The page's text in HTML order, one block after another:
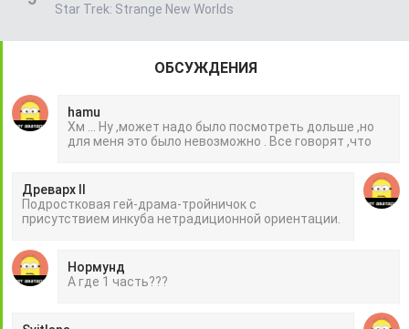
Star Trek: Strange New Worlds
ОБСУЖДЕНИЯ
hamu
Хм ... Ну ,может надо было посмотреть дольше ,но
для меня это было невозможно . Все говорят ,что
Древарх II
Подростковая гей-драма-тройничок с
присутствием инкуба нетрадиционной ориентации.
Нормунд
А где 1 часть???